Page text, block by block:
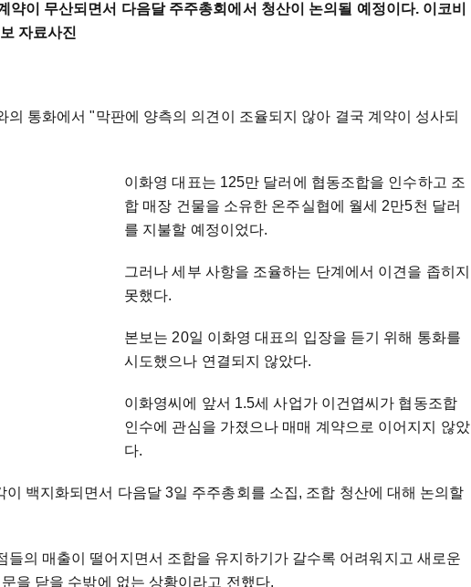
이 무산되면서 다음달 주주총회에서 청산이 논의될 예정이다. 이코비
자료사진
의 통화에서 "막판에 양측의 의견이 조율되지 않아 결국 계약이 성사되
이화영 대표는 125만 달러에 협동조합을 인수하고 조
합 매장 건물을 소유한 온주실협에 월세 2만5천 달러
를 지불할 예정이었다.
그러나 세부 사항을 조율하는 단계에서 이견을 좁히지
못했다.
본보는 20일 이화영 대표의 입장을 듣기 위해 통화를
시도했으나 연결되지 않았다.
이화영씨에 앞서 1.5세 사업가 이건엽씨가 협동조합
인수에 관심을 가졌으나 매매 계약으로 이어지지 않았
다.
백지화되면서 다음달 3일 주주총회를 소집, 조합 청산에 대해 논의할
들의 매출이 떨어지면서 조합을 유지하기가 갈수록 어려워지고 새로운
을 닫을 수밖에 없는 상황이라고 전했다.